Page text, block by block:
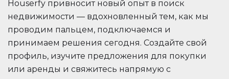
Houserfy привносит новый опыт в поиск
недвижимости — вдохновленный тем, как мы
проводим пальцем, подключаемся и
принимаем решения сегодня. Создайте свой
профиль, изучите предложения для покупки
или аренды и свяжитесь напрямую с